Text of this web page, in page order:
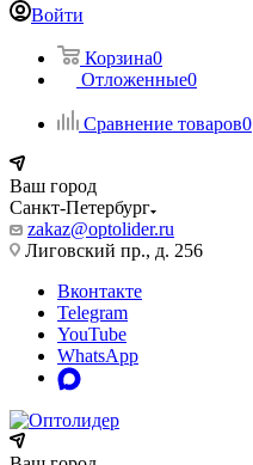
Войти
Корзина0
Отложенные0
Сравнение товаров0
Ваш город
Санкт-Петербург
zakaz@optolider.ru
Лиговский пр., д. 256
Вконтакте
Telegram
YouTube
WhatsApp